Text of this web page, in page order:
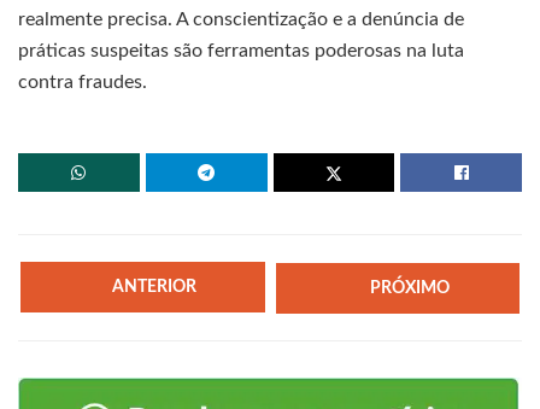
realmente precisa. A conscientização e a denúncia de
práticas suspeitas são ferramentas poderosas na luta
contra fraudes.
ANTERIOR PRÓXIMO